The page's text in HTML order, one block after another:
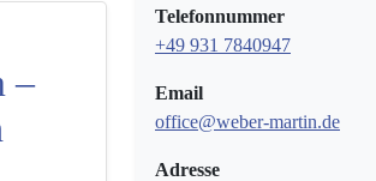
–
Telefonnummer
+49 931 7840947
Email
office@weber-martin.de
Adresse